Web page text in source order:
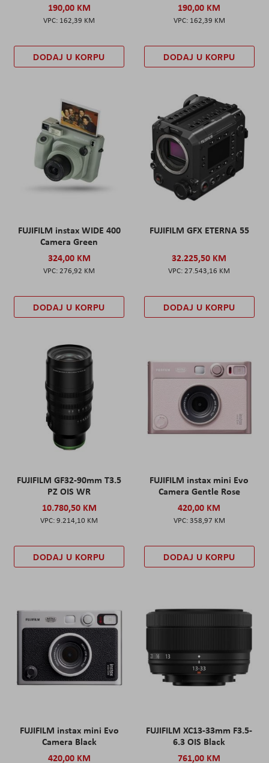
190,00 KM
162,39 KM
DODAJ U KORPU
190,00 KM
162,39 KM
DODAJ U KORPU
FUJIFILM instax WIDE 400
Camera Green
324,00 KM
276,92 KM
DODAJ U KORPU
FUJIFILM GFX ETERNA 55
32.225,50 KM
27.543,16 KM
DODAJ U KORPU
FUJIFILM GF32-90mm T3.5
PZ OIS WR
10.780,50 KM
9.214,10 KM
DODAJ U KORPU
FUJIFILM instax mini Evo
Camera Gentle Rose
420,00 KM
358,97 KM
DODAJ U KORPU
FUJIFILM instax mini Evo
Camera Black
420,00 KM
FUJIFILM XC13-33mm F3.5-
6.3 OIS Black
761,00 KM